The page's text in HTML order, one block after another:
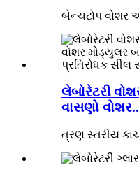
બેન્ચટોપ વોશર
લેબોરેટરી
વાસણો
ત્રણ સ્તરીય